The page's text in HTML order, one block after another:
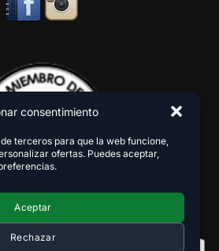
consentimiento
terceros para que la web funcione,
ofertas. Puedes aceptar,
Aceptar
Rechazar